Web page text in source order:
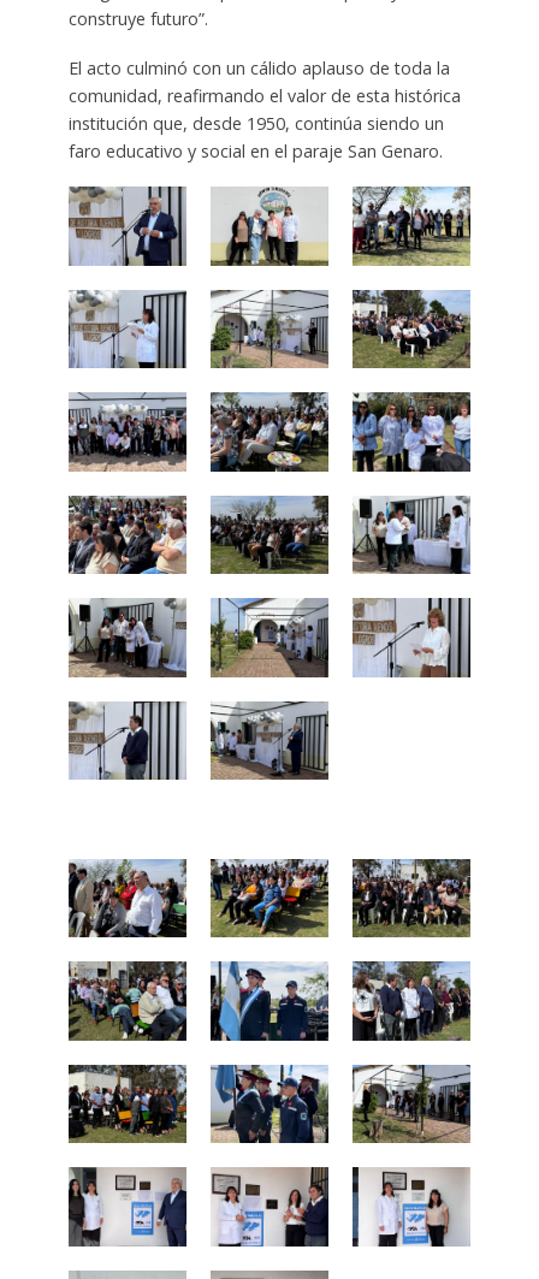
construye futuro”.
El acto culminó con un cálido aplauso de toda la
comunidad, reafirmando el valor de esta histórica
institución que, desde 1950, continúa siendo un
faro educativo y social en el paraje San Genaro.